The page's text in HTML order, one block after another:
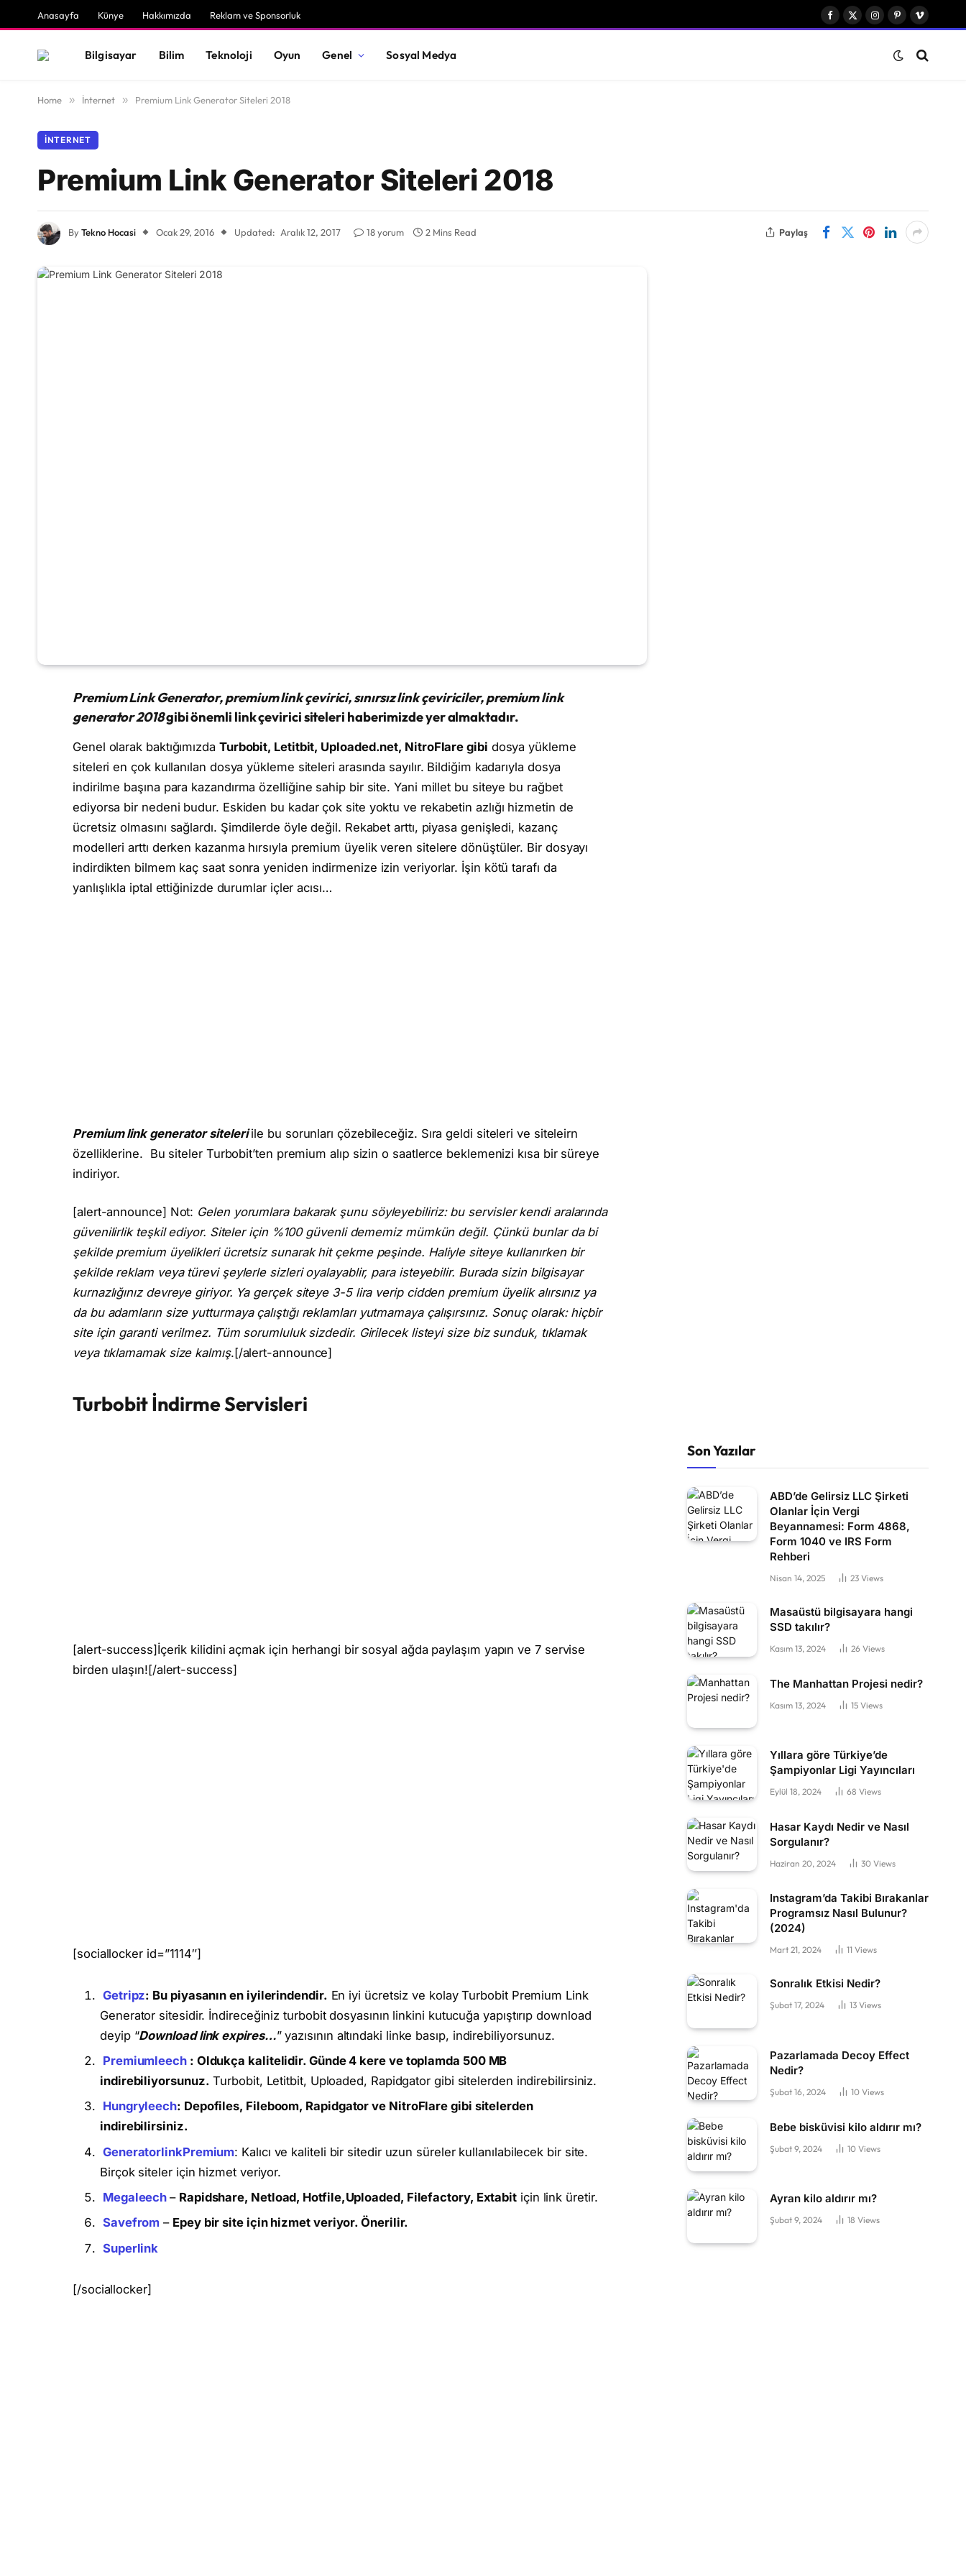
Anasayfa Künye Hakkımızda Reklam ve Sponsorluk
Facebook
X
Instagram
Pinterest
Vimeo
Bilgisayar Bilim Teknoloji Oyun Genel Sosyal Medya
Home » İnternet » Premium Link Generator Siteleri 2018
İNTERNET
Premium Link Generator Siteleri 2018
ByTekno Hocasi Ocak 29, 2016 Updated: Aralık 12, 2017 18 yorum 2 Mins Read Paylaş
Premium Link Generator, premium link çevirici, sınırsız link çeviriciler, premium link
generator 2018gibi önemli link çevirici siteleri haberimizde yer almaktadır.
Genel olarak baktığımızda Turbobit, Letitbit, Uploaded.net, NitroFlare gibi dosya yükleme
siteleri en çok kullanılan dosya yükleme siteleri arasında sayılır. Bildiğim kadarıyla dosya
indirilme başına para kazandırma özelliğine sahip bir site. Yani millet bu siteye bu rağbet
ediyorsa bir nedeni budur. Eskiden bu kadar çok site yoktu ve rekabetin azlığı hizmetin de
ücretsiz olmasını sağlardı. Şimdilerde öyle değil. Rekabet arttı, piyasa genişledi, kazanç
modelleri arttı derken kazanma hırsıyla premium üyelik veren sitelere dönüştüler. Bir dosyayı
indirdikten bilmem kaç saat sonra yeniden indirmenize izin veriyorlar. İşin kötü tarafı da
yanlışlıkla iptal ettiğinizde durumlar içler acısı…
Premium link generator siteleriile bu sorunları çözebileceğiz. Sıra geldi siteleri ve siteleirn
özelliklerine. Bu siteler Turbobit’ten premium alıp sizin o saatlerce beklemenizi kısa bir süreye
indiriyor.
[alert-announce] Not: Gelen yorumlara bakarak şunu söyleyebiliriz: bu servisler kendi aralarında
güvenilirlik teşkil ediyor. Siteler için %100 güvenli dememiz mümkün değil. Çünkü bunlar da bi
şekilde premium üyelikleri ücretsiz sunarak hit çekme peşinde. Haliyle siteye kullanırken bir
şekilde reklam veya türevi şeylerle sizleri oyalayablir, para isteyebilir. Burada sizin bilgisayar
kurnazlığınız devreye giriyor. Ya gerçek siteye 3-5 lira verip cidden premium üyelik alırsınız ya
da bu adamların size yutturmaya çalıştığı reklamları yutmamaya çalışırsınız. Sonuç olarak: hiçbir
site için garanti verilmez. Tüm sorumluluk sizdedir. Girilecek listeyi size biz sunduk, tıklamak
veya tıklamamak size kalmış.[/alert-announce]
Turbobit İndirme Servisleri
[alert-success]İçerik kilidini açmak için herhangi bir sosyal ağda paylaşım yapın ve 7 servise
birden ulaşın![/alert-success]
[sociallocker id=”1114″]
Getripz: Bu piyasanın en iyilerindendir. En iyi ücretsiz ve kolay Turbobit Premium Link
Generator sitesidir. İndireceğiniz turbobit dosyasının linkini kutucuğa yapıştırıp download
deyip “Download link expires…” yazısının altındaki linke basıp, indirebiliyorsunuz.
Premiumleech: Oldukça kalitelidir. Günde 4 kere ve toplamda 500 MB
indirebiliyorsunuz. Turbobit, Letitbit, Uploaded, Rapidgator gibi sitelerden indirebilirsiniz.
Hungryleech: Depofiles, Fileboom, Rapidgator ve NitroFlare gibi sitelerden
indirebilirsiniz.
GeneratorlinkPremium: Kalıcı ve kaliteli bir sitedir uzun süreler kullanılabilecek bir site.
Birçok siteler için hizmet veriyor.
Megaleech – Rapidshare, Netload, Hotfile,Uploaded, Filefactory, Extabit için link üretir.
Savefrom – Epey bir site için hizmet veriyor. Önerilir.
Superlink
[/sociallocker]
Son Yazılar
ABD’de Gelirsiz LLC Şirketi
Olanlar İçin Vergi
Beyannamesi: Form 4868,
Form 1040 ve IRS Form
Rehberi
Nisan 14, 2025 23 Views
Masaüstü bilgisayara hangi
SSD takılır?
Kasım 13, 2024 26 Views
The Manhattan Projesi nedir?
Kasım 13, 2024 15 Views
Yıllara göre Türkiye’de
Şampiyonlar Ligi Yayıncıları
Eylül 18, 2024 68 Views
Hasar Kaydı Nedir ve Nasıl
Sorgulanır?
Haziran 20, 2024 30 Views
Instagram’da Takibi Bırakanlar
Programsız Nasıl Bulunur?
(2024)
Mart 21, 2024 11 Views
Sonralık Etkisi Nedir?
Şubat 17, 2024 13 Views
Pazarlamada Decoy Effect
Nedir?
Şubat 16, 2024 10 Views
Bebe bisküvisi kilo aldırır mı?
Şubat 9, 2024 10 Views
Ayran kilo aldırır mı?
Şubat 9, 2024 18 Views